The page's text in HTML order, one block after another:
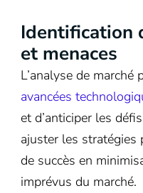
Identification
et menaces
L’analyse de marché
avancées
et d’anticiper les
ajuster les stratégies
de succès en
imprévus du marché.